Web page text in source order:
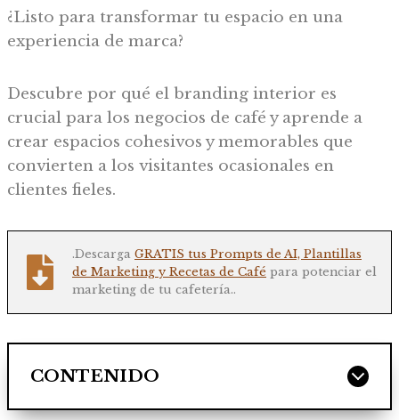
¿Listo para transformar tu espacio en una
experiencia de marca?
Descubre por qué el branding interior es
crucial para los negocios de café y aprende a
crear espacios cohesivos y memorables que
convierten a los visitantes ocasionales en
clientes fieles.
.Descarga GRATIS tus Prompts de AI, Plantillas
de Marketing y Recetas de Café para potenciar el
marketing de tu cafetería..
CONTENIDO